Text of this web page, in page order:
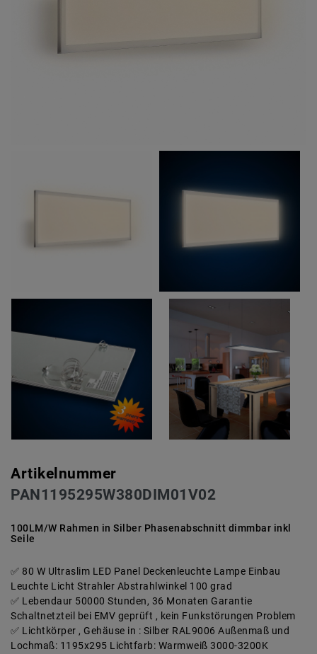
Artikelnummer
PAN1195295W380DIM01V02
100LM/W Rahmen in Silber Phasenabschnitt dimmbar inkl
Seile
80 W Ultraslim LED Panel Deckenleuchte Lampe Einbau
Leuchte Licht Strahler Abstrahlwinkel 100 grad
Lebendaur 50000 Stunden, 36 Monaten Garantie
Schaltnetzteil bei EMV geprüft , kein Funkstörungen Problem
Lichtkörper , Gehäuse in : Silber RAL9006 Außenmaß und
Lochmaß: 1195x295 Lichtfarb: Warmweiß 3000-3200K